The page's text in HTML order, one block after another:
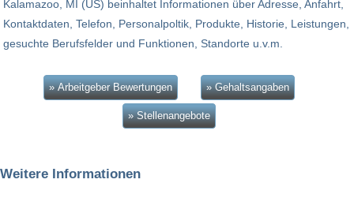
Kalamazoo, MI (US) beinhaltet Informationen über Adresse, Anfahrt,
Kontaktdaten, Telefon, Personalpoltik, Produkte, Historie, Leistungen,
gesuchte Berufsfelder und Funktionen, Standorte u.v.m.
» Arbeitgeber Bewertungen » Gehaltsangaben
» Stellenangebote
Weitere Informationen